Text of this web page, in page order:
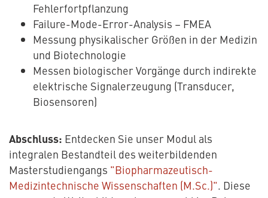
Fehlerfortpflanzung
Failure-Mode-Error-Analysis – FMEA
Messung physikalischer Größen in der Medizin
und Biotechnologie
Messen biologischer Vorgänge durch indirekte
elektrische Signalerzeugung (Transducer,
Biosensoren)
Abschluss: Entdecken Sie unser Modul als
integralen Bestandteil des weiterbildenden
Masterstudiengangs "Biopharmazeutisch-
Medizintechnische Wissenschaften (M.Sc.)". Diese